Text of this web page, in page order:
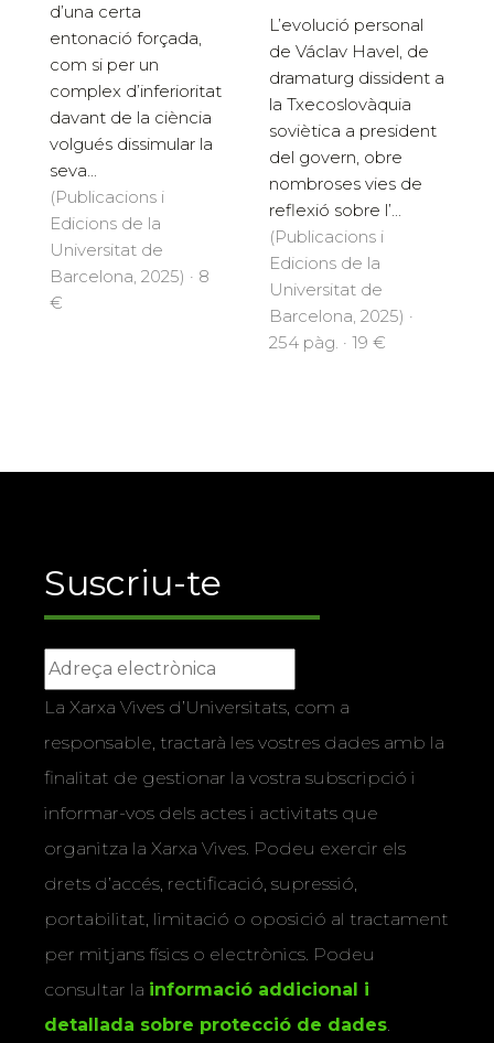
d’una certa
entonació forçada,
com si per un
complex d’inferioritat
davant de la ciència
volgués dissimular la
seva...
(Publicacions i
Edicions de la
Universitat de
Barcelona, 2025) · 8
€
L’evolució personal
de Václav Havel, de
dramaturg dissident a
la Txecoslovàquia
soviètica a president
del govern, obre
nombroses vies de
reflexió sobre l’...
(Publicacions i
Edicions de la
Universitat de
Barcelona, 2025) ·
254 pàg. · 19 €
Suscriu-te
La Xarxa Vives d’Universitats, com a
responsable, tractarà les vostres dades amb la
finalitat de gestionar la vostra subscripció i
informar-vos dels actes i activitats que
organitza la Xarxa Vives. Podeu exercir els
drets d’accés, rectificació, supressió,
portabilitat, limitació o oposició al tractament
per mitjans físics o electrònics. Podeu
consultar la informació addicional i
detallada sobre protecció de dades.